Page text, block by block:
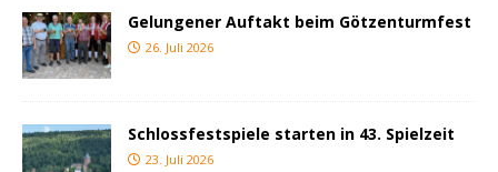
Gelungener Auftakt beim Götzenturmfest
26. Juli 2026
Schlossfestspiele starten in 43. Spielzeit
23. Juli 2026